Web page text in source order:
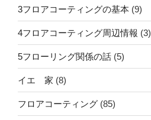
3フロアコーティングの基本 (9)
4フロアコーティング周辺情報 (3)
5フローリング関係の話 (5)
イエ 家 (8)
フロアコーティング (85)